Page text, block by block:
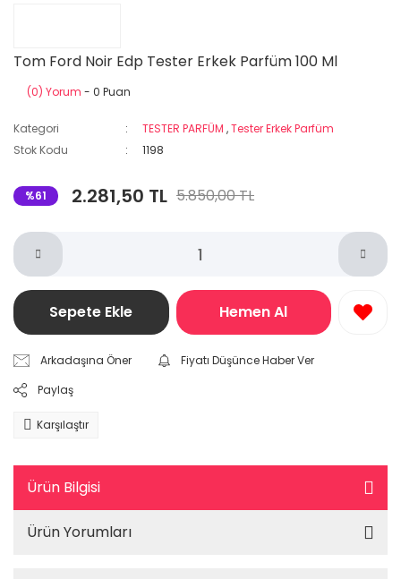
Tom Ford Noir Edp Tester Erkek Parfüm 100 Ml
(0) Yorum - 0 Puan
Kategori TESTER PARFÜM ,Tester Erkek Parfüm
Stok Kodu
1198
%61 2.281,50 TL 5.850,00 TL
Sepete Ekle Hemen Al
Arkadaşına Öner
Fiyatı Düşünce Haber Ver
Paylaş
Karşılaştır
Ürün Bilgisi
Ürün Yorumları